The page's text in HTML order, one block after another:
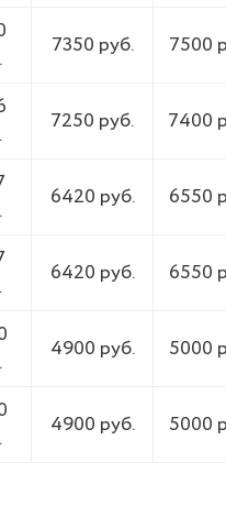
7350 руб. 7500
7250 руб. 7400
6420 руб. 6550
6420 руб. 6550
4900 руб. 5000
4900 руб. 5000